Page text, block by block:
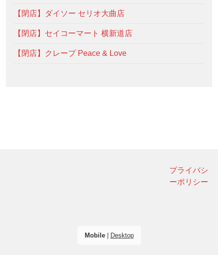
【閉店】ダイソー セリオ大曲店
【閉店】セイコーマート 横新道店
【閉店】クレープ Peace & Love
プライバシ
ーポリシー
Mobile| Desktop